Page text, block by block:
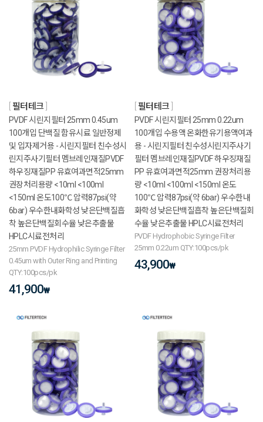
필터테크
PVDF 시린지필터 25mm 0.45um
100개입 단백질 함유시료 일반정제
및 입자제거용 - 시린지필터 친수성시
린지주사기필터 멤브레인재질PVDF
하우징재질PP 유효여과면적25mm
권장처리용량 <10ml <100ml
<150ml 온도100℃ 압력87psi(약
6bar) 우수한내화학성 낮은단백질흡
착 높은단백질회수율 낮은추출물
HPLC시료전처리
25mm PVDF Hydrophilic Syringe Filter
0.45um with Outer Ring and Printing
QTY:100pcs/pk
41,900₩
필터테크
PVDF 시린지필터 25mm 0.22um
100개입 수용액 온화한유기용액여과
용 - 시린지필터 친수성시린지주사기
필터 멤브레인재질PVDF 하우징재질
PP 유효여과면적25mm 권장처리용
량 <10ml <100ml <150ml 온도
100℃ 압력87psi(약 6bar) 우수한내
화학성 낮은단백질흡착 높은단백질회
수율 낮은추출물 HPLC시료전처리
PVDF Hydrophobic Syringe Filter
25mm 0.22um QTY:100pcs/pk
43,900₩